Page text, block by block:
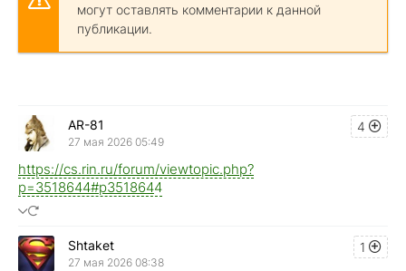
могут оставлять комментарии к данной
публикации.
4
AR-81
27 мая 2026 05:49
https://cs.rin.ru/forum/viewtopic.php?
p=3518644#p3518644
1
Shtaket
27 мая 2026 08:38